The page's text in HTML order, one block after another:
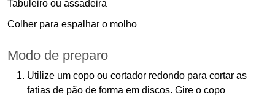
Tabuleiro ou assadeira
Colher para espalhar o molho
Modo de preparo
Utilize um copo ou cortador redondo para cortar as
fatias de pão de forma em discos. Gire o copo